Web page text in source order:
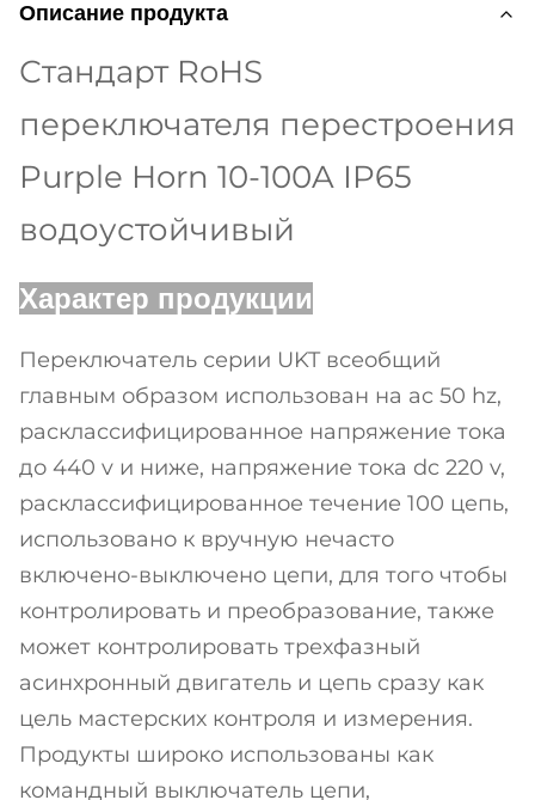
Описание продукта
Стандарт RoHS
переключателя перестроения
Purple Horn 10-100A IP65
водоустойчивый
Характер продукции
Переключатель серии UKT всеобщий
главным образом использован на ac 50 hz,
расклассифицированное напряжение тока
до 440 v и ниже, напряжение тока dc 220 v,
расклассифицированное течение 100 цепь,
использовано к вручную нечасто
включено-выключено цепи, для того чтобы
контролировать и преобразование, также
может контролировать трехфазный
асинхронный двигатель и цепь сразу как
цель мастерских контроля и измерения.
Продукты широко использованы как
командный выключатель цепи,